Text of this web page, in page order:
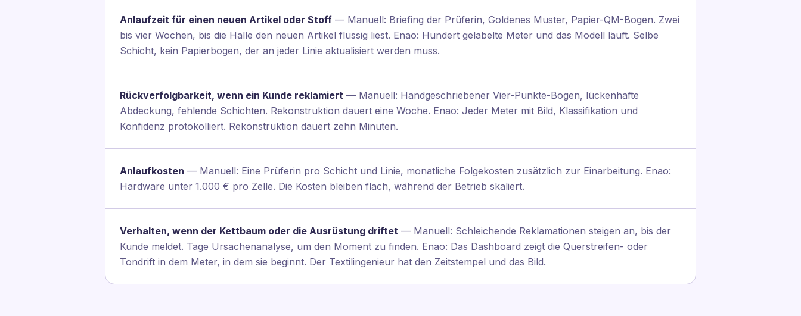
Anlaufzeit für einen neuen Artikel oder Stoff — Manuell: Briefing der Prüferin, Goldenes Muster, Papier-QM-Bogen. Zwei
bis vier Wochen, bis die Halle den neuen Artikel flüssig liest. Enao: Hundert gelabelte Meter und das Modell läuft. Selbe
Schicht, kein Papierbogen, der an jeder Linie aktualisiert werden muss.
Rückverfolgbarkeit, wenn ein Kunde reklamiert — Manuell: Handgeschriebener Vier-Punkte-Bogen, lückenhafte
Abdeckung, fehlende Schichten. Rekonstruktion dauert eine Woche. Enao: Jeder Meter mit Bild, Klassifikation und
Konfidenz protokolliert. Rekonstruktion dauert zehn Minuten.
Anlaufkosten — Manuell: Eine Prüferin pro Schicht und Linie, monatliche Folgekosten zusätzlich zur Einarbeitung. Enao:
Hardware unter 1.000 € pro Zelle. Die Kosten bleiben flach, während der Betrieb skaliert.
Verhalten, wenn der Kettbaum oder die Ausrüstung driftet — Manuell: Schleichende Reklamationen steigen an, bis der
Kunde meldet. Tage Ursachenanalyse, um den Moment zu finden. Enao: Das Dashboard zeigt die Querstreifen- oder
Tondrift in dem Meter, in dem sie beginnt. Der Textilingenieur hat den Zeitstempel und das Bild.